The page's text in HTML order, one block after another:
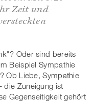
Zeit und
Oder sind bereits
Beispiel Sympathie
Ob Liebe, Sympathie
die Zuneigung ist
Gegenseitigkeit gehört